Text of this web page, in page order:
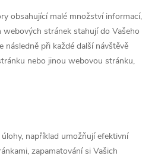
obsahující malé množství informací,
webových stránek stahují do Vašeho
následně při každé další návštěvě
nebo jinou webovou stránku,
například umožňují efektivní
zapamatování si Vašich